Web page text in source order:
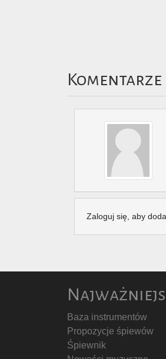
Komentarze
Zaloguj się, aby
Baza instrumentów
Propozycje śpiewów
Śpiewnik